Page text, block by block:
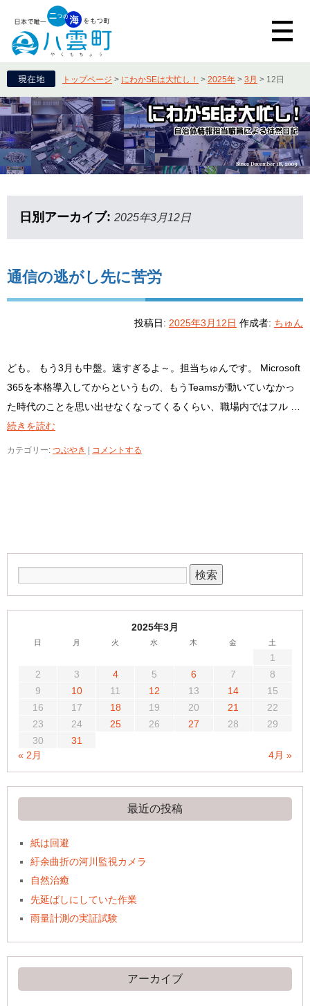
トップページ > にわかSEは大忙し！ > 2025年 > 3月 > 12日
日別アーカイブ: 2025年3月12日
通信の逃がし先に苦労
投稿日: 2025年3月12日 作成者: ちゅん
ども。 もう3月も中盤。速すぎるよ～。担当ちゅんです。 Microsoft
365を本格導入してからというもの、もうTeamsが動いていなかっ
た時代のことを思い出せなくなってくるくらい、職場内ではフル …
続きを読む
カテゴリー: つぶやき コメントする
2025年3月
日 月 火 水 木 金 土
1
2
3 4 5 6 7
8
9
10 11 12 13 14
15
16
17 18 19 20 21
22
23
24 25 26 27 28
29
30
31
« 2月
4月 »
最近の投稿
紙は回避
紆余曲折の河川監視カメラ
自然治癒
先延ばしにしていた作業
雨量計測の実証試験
アーカイブ